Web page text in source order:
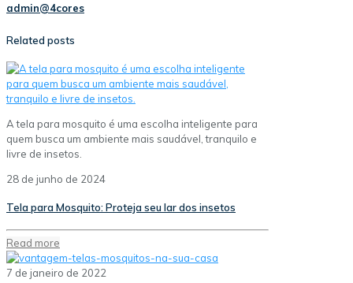
admin@4cores
Related posts
A tela para mosquito é uma escolha inteligente para
quem busca um ambiente mais saudável, tranquilo e
livre de insetos.
28 de junho de 2024
Tela para Mosquito: Proteja seu lar dos insetos
Read more
7 de janeiro de 2022